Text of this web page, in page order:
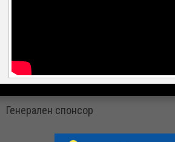
Генерален спонсор